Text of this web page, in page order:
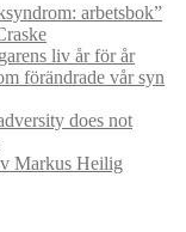
arbetsbok”
liv år för år
förändrade vår syn
does not
Markus Heilig